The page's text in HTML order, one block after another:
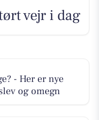
vejr i dag
- Her er nye
og omegn